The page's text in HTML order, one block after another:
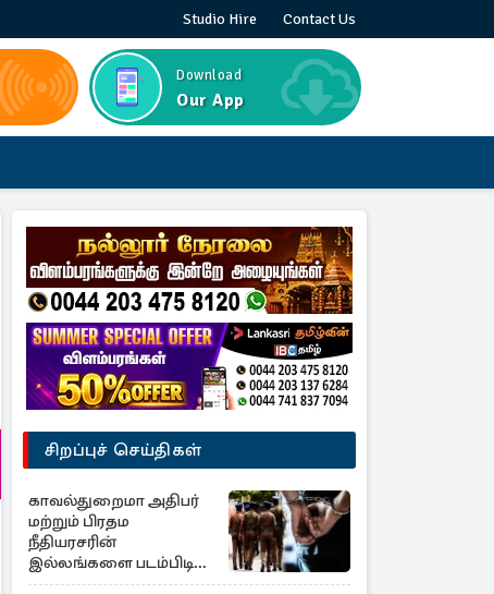
Studio Hire Contact Us
Download
Our App
சிறப்புச் செய்திகள்
காவல்துறைமா அதிபர்
மற்றும் பிரதம
நீதியரசரின்
இல்லங்களை படம்பிடித்த
சந்தேக நபர் கைது!